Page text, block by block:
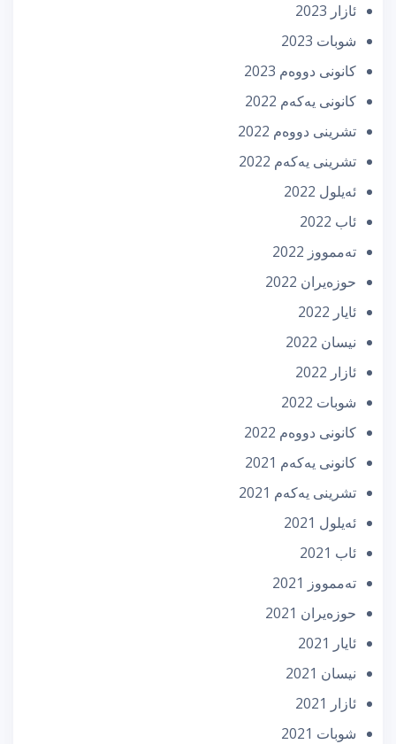
ئازار 2023
شوبات 2023
كانونی دووه‌م 2023
كانونی یه‌كه‌م 2022
تشرینی دووه‌م 2022
تشرینی یه‌كه‌م 2022
ئه‌یلول 2022
ئاب 2022
تەممووز 2022
حوزه‌یران 2022
ئایار 2022
نیسان 2022
ئازار 2022
شوبات 2022
كانونی دووه‌م 2022
كانونی یه‌كه‌م 2021
تشرینی یه‌كه‌م 2021
ئه‌یلول 2021
ئاب 2021
تەممووز 2021
حوزه‌یران 2021
ئایار 2021
نیسان 2021
ئازار 2021
شوبات 2021